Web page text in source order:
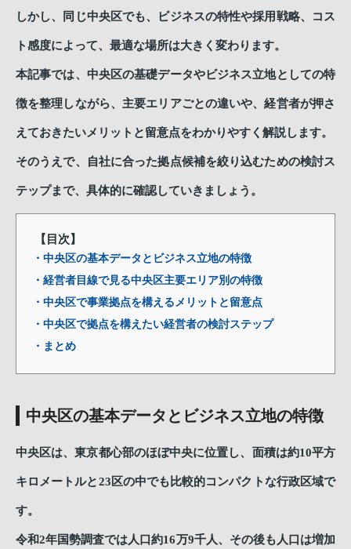
しかし、同じ中央区でも、ビジネスの特性や採用戦略、コス
ト感度によって、最適な場所は大きく変わります。
本記事では、中央区の基礎データやビジネス立地としての特
徴を整理しながら、主要エリアごとの違いや、経営者が押さ
えておきたいメリットと留意点をわかりやすく解説します。
そのうえで、自社に合った拠点候補を絞り込むための検討ス
テップまで、具体的に確認していきましょう。
【目次】
・中央区の基本データとビジネス立地の特徴
・経営者目線で見る中央区主要エリア別の特徴
・中央区で事業拠点を構えるメリットと留意点
・中央区で拠点を構えたい経営者の検討ステップ
・まとめ
中央区の基本データとビジネス立地の特徴
中央区は、東京都心部のほぼ中央に位置し、面積は約10平方
キロメートルと23区の中でも比較的コンパクトな行政区域で
す。
令和2年国勢調査では人口約16万9千人、その後も人口は増加